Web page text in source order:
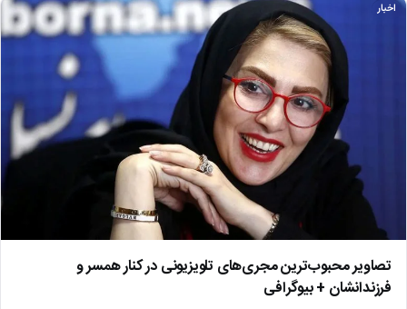
اخبار
تصاویر محبوب‌ترین مجری‌های تلویزیونی در کنار همسر و
فرزندانشان + بیوگرافی